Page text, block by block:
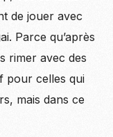
de jouer avec
Parce qu’après
rimer avec des
pour celles qui
mais dans ce